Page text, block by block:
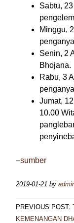
Sabtu,
Minggu,
Senin, 2
Bhojana.
Rabu, 3
Jumat,
10.00
–sumber
2019-01-21 by
PREVIOUS POST:
KEMENANGAN